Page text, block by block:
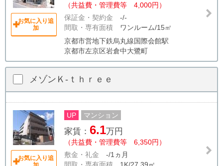
お気に入り追
加
（共益費・管理費等 4,000円）
保証金・契約金 -/-
間取・専有面積 ワンルーム/15㎡
京都市営地下鉄烏丸線国際会館駅
京都市左京区岩倉中大鷺町
メゾンＫ‐ｔｈｒｅｅ
お気に入り追
UP マンション
家賃： 6.1万円
（共益費・管理費等 6,350円）
敷金・礼金 -/1ヵ月